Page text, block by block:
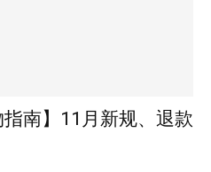
指南】11月新规、退款